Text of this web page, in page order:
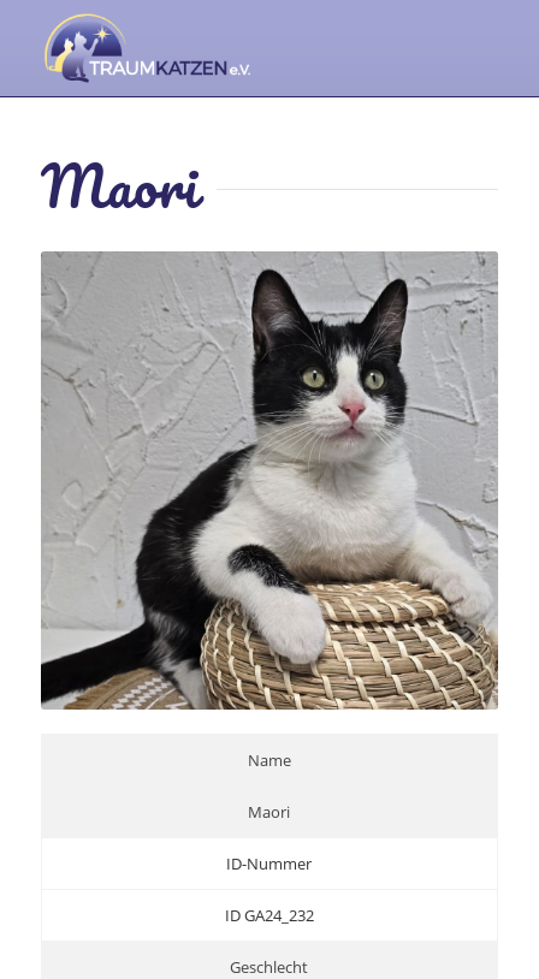
Maori
Name
Maori
ID-Nummer
ID GA24_232
Geschlecht